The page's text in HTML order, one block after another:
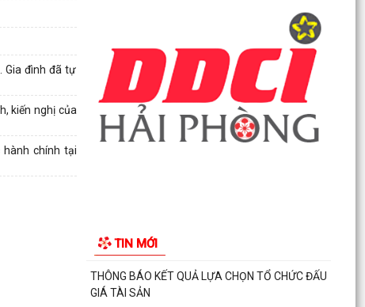
Gia đình đã tự
kiến nghị của
chính tại
TIN MỚI
Hộ dân phường Hải An tự nguyện hiến 131,2 m²
đất phục vụ mở rộng tuyến đường trước cửa
trường THPT...
Các ngày lễ, ngày kỷ niệm nổi bật trong tháng 8
MA TÚY – HIỂM HỌA ĐE DỌA TƯƠNG LAI THẾ
HỆ TRẺ
việc giải...
THÔNG BÁO KẾT QUẢ LỰA CHỌN TỔ CHỨC ĐẤU
GIÁ TÀI SẢN